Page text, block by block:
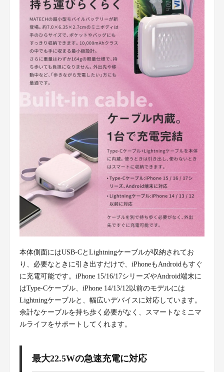
本体側面にはUSB-CとLightningケーブルが収納されてお
り、必要なときに引き出すだけで、iPhoneもAndroidもすぐ
に充電可能です。iPhone 15/16/17シリーズやAndroid端末に
はType-Cケーブル、iPhone 14/13/12以前のモデルには
Lightningケーブルと、幅広いデバイスに対応しています。
余計なケーブルを持ち歩く必要がなく、スマートなミニマ
ルライフをサポートしてくれます。
最大22.5Wの急速充電に対応